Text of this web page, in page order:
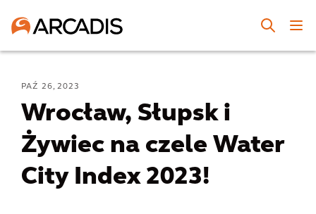
PAŹ 26, 2023
Wrocław, Słupsk i
Żywiec na czele Water
City Index 2023!